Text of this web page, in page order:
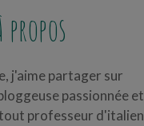
propos
j'aime partager sur
passionnée et
professeur d'italien